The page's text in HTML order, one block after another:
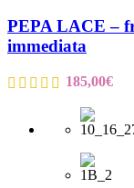
PEPA LACE –
immediata
185,00€